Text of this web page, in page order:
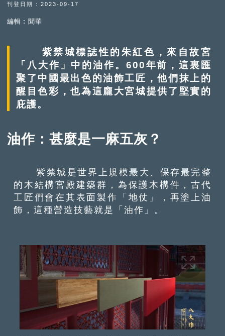
刊登日期 : 2023-09-17
編輯︰聞華
紫禁城標誌性的朱紅色，來自故宮
「八大作」中的油作。600年前，這裏匯
聚了中國最出色的油飾工匠，他們抹上的
醒目色彩，也為這龐大宮城提供了堅實的
庇護。
油作：甚麼是一麻五灰？
紫禁城是世界上規模最大、保存最完整
的木結構宮殿建築群，為保護木構件，古代
工匠們會在其表面製作「地仗」，再塗上油
飾，這種營造技藝就是「油作」。